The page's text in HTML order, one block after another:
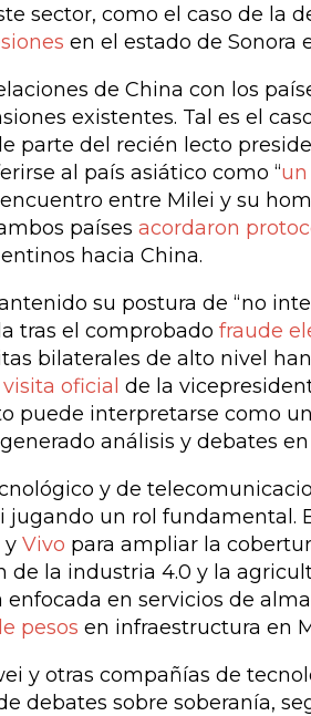
sector, como el caso de la
en el estado de Sonora
de China con los
existentes. Tal es el
parte del recién lecto
al país asiático como “
entre Milei y su
países acordaron
hacia China.
su postura de “no
tras el comprobado fraude
bilaterales de alto nivel
visita oficial de la
puede interpretarse como
análisis y debates
y de
un rol fundamental.
y Vivo para ampliar la
de la industria 4.0 y la
en servicios de
pesos en infraestructura en
y otras compañías de
debates sobre soberanía,